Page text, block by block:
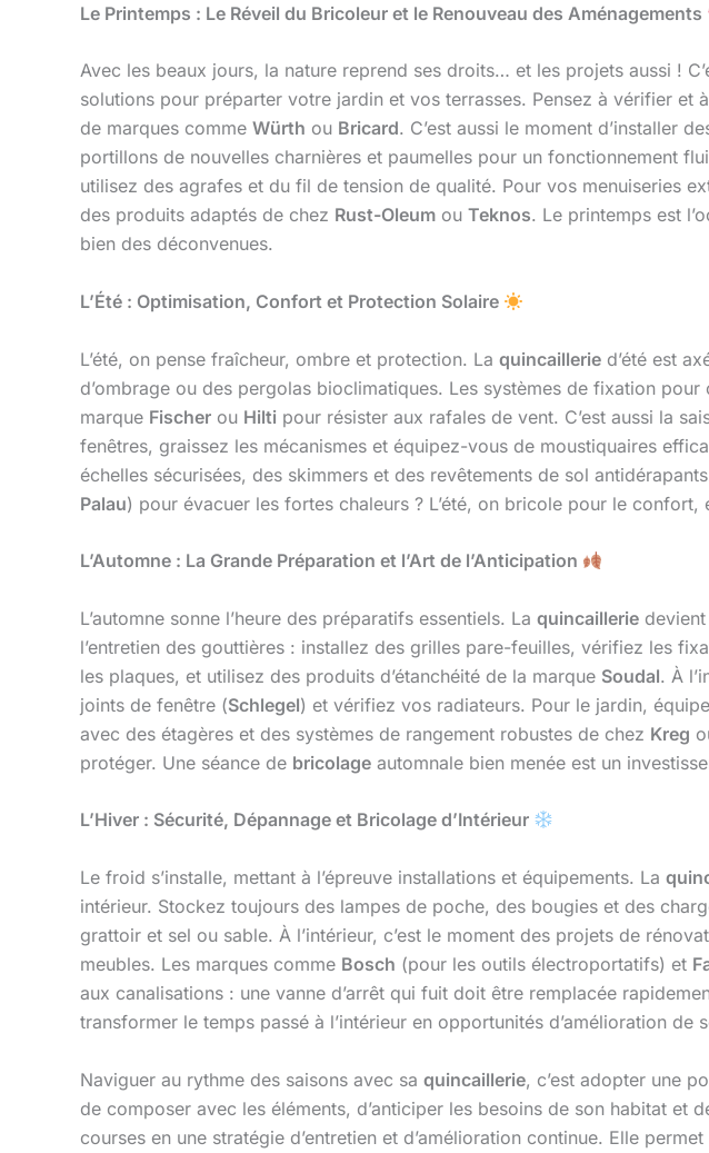
Le Printemps : Le Réveil du Bricoleur et le Renouveau des Aménagements
Avec les beaux jours, la nature reprend ses droits… et les projets aussi !
solutions pour préparter votre jardin et vos terrasses. Pensez à vérifier
de marques comme Würth ou Bricard. C’est aussi le moment d’installer
portillons de nouvelles charnières et paumelles pour un fonctionnement
utilisez des agrafes et du fil de tension de qualité. Pour vos menuiseries
des produits adaptés de chez Rust-Oleum ou Teknos. Le printemps est
bien des déconvenues.
L’Été : Optimisation, Confort et Protection Solaire
L’été, on pense fraîcheur, ombre et protection. La quincaillerie d’été est
d’ombrage ou des pergolas bioclimatiques. Les systèmes de fixation
marque Fischer ou Hilti pour résister aux rafales de vent. C’est aussi la
fenêtres, graissez les mécanismes et équipez-vous de moustiquaires
échelles sécurisées, des skimmers et des revêtements de sol
Palau) pour évacuer les fortes chaleurs ? L’été, on bricole pour le
L’Automne : La Grande Préparation et l’Art de l’Anticipation
L’automne sonne l’heure des préparatifs essentiels. La quincaillerie
l’entretien des gouttières : installez des grilles pare-feuilles, vérifiez les
les plaques, et utilisez des produits d’étanchéité de la marque Soudal. À
joints de fenêtre (Schlegel) et vérifiez vos radiateurs. Pour le jardin,
avec des étagères et des systèmes de rangement robustes de chez Kreg
protéger. Une séance de bricolage automnale bien menée est un
L’Hiver : Sécurité, Dépannage et Bricolage d’Intérieur
Le froid s’installe, mettant à l’épreuve installations et équipements. La
intérieur. Stockez toujours des lampes de poche, des bougies et des
grattoir et sel ou sable. À l’intérieur, c’est le moment des projets de
meubles. Les marques comme Bosch (pour les outils électroportatifs) et
aux canalisations : une vanne d’arrêt qui fuit doit être remplacée
transformer le temps passé à l’intérieur en opportunités d’amélioration de
Naviguer au rythme des saisons avec sa quincaillerie, c’est adopter une
de composer avec les éléments, d’anticiper les besoins de son habitat et
courses en une stratégie d’entretien et d’amélioration continue. Elle